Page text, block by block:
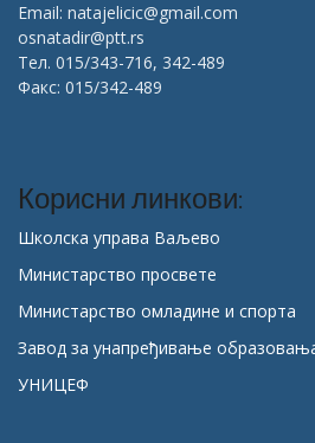
Email: natajelicic@gmail.com
osnatadir@ptt.rs
Тел. 015/343-716, 342-489
Факс: 015/342-489
Корисни линкови:
Школска управа Ваљево
Министарство просвете
Министарство омладине и спорта
Завод за унапређивање
УНИЦЕФ